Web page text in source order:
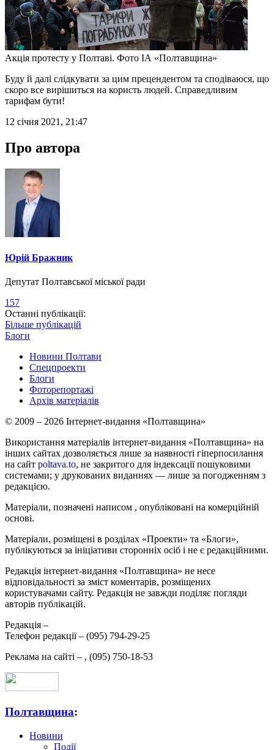
Акція протесту у Полтаві. Фото ІА «Полтавщина»
Буду й далі слідкувати за цим прецендентом та сподіваюся, що
скоро все вирішиться на користь людей. Справедливим
тарифам бути!
12 січня 2021, 21:47
Про автора
Юрій Бражник
Депутат Полтавської міської ради
157
Останні публікації:
Більше публікацій
Блоги
Новини Полтави
Спецпроекти
Блоги
Фоторепортажі
Архів матеріалів
© 2009 – 2026 Інтернет-видання «Полтавщина»
Використання матеріалів інтернет-видання «Полтавщина» на
інших сайтах дозволяється лише за наявності гіперпосилання
на сайт poltava.to, не закритого для індексації пошуковими
системами; у друкованих виданнях — лише за погодженням з
редакцією.
Матеріали, позначені написом , опубліковані на комерційній
основі.
Матеріали, розміщені в розділах «Проекти» та «Блоги»,
публікуються за ініціативи сторонніх осіб і не є редакційними.
Редакція інтернет-видання «Полтавщина» не несе
відповідальності за зміст коментарів, розміщених
користувачами сайту. Редакція не завжди поділяє погляди
авторів публікацій.
Редакція –
Телефон редакції – (095) 794-29-25
Реклама на сайті – , (095) 750-18-53
Полтавщина:
Новини
Події